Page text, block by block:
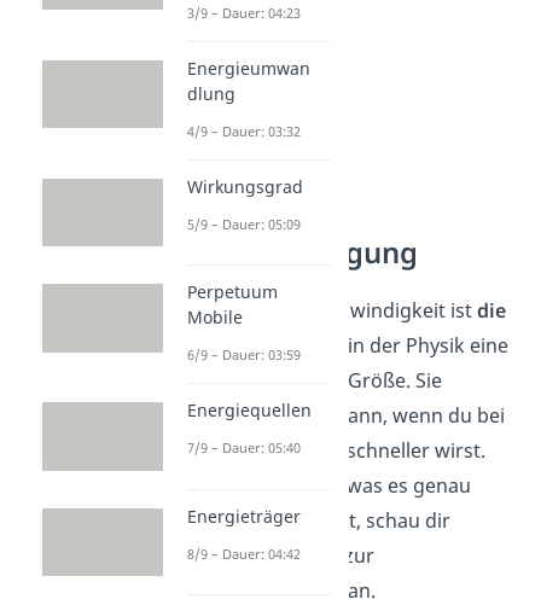
Beschleunigung
Neben der Geschwindigkeit istdie
Beschleunigung
in der Physik eine
weitere wichtige Größe. Sie
existiert immer dann, wenn du bei
einer Bewegung schneller wirst.
Um zu erfahren, was es genau
damit auf sich hat, schau dir
unseren Beitrag zur
an.
3/9 – Dauer: 04:23
Energieumwan
dlung
4/9 – Dauer: 03:32
Wirkungsgrad
5/9 – Dauer: 05:09
Perpetuum
Mobile
6/9 – Dauer: 03:59
Energiequellen
7/9 – Dauer: 05:40
Energieträger
8/9 – Dauer: 04:42